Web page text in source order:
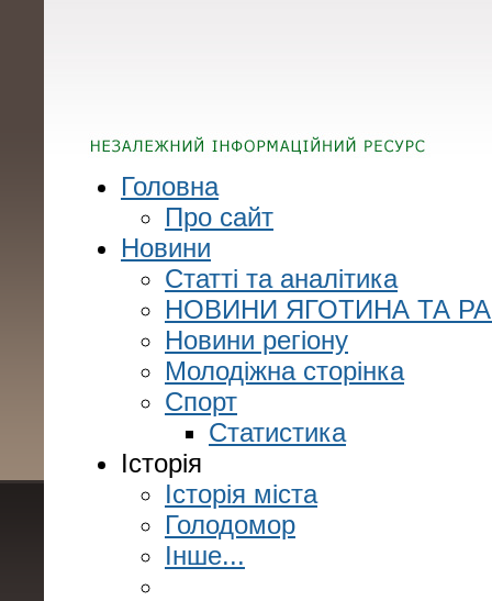
Головна
Про сайт
Новини
Статті та аналітика
НОВИНИ ЯГОТИНА ТА
Новини регіону
Молодіжна сторінка
Спорт
Статистика
Історія
Історія міста
Голодомор
Інше...